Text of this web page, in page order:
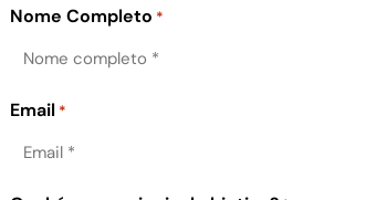
Nome Completo *
Email *